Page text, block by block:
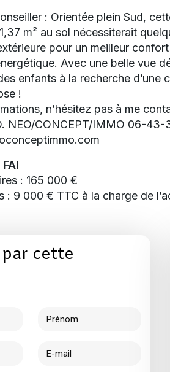
: Orientée plein Sud,
m² au sol nécessiterait
pour un meilleur
Avec une belle vue
enfants à la recherche d’une
!
n’hésitez pas à me
NEO/CONCEPT/IMMO 06-
: 165 000 €
: 9 000 € TTC à la charge de
cette